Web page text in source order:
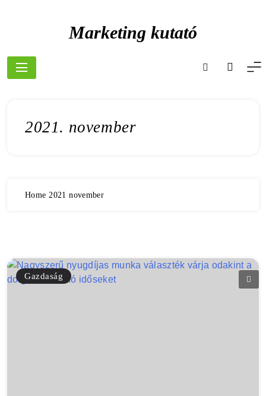
Marketing kutató
2021. november
Home 2021 november
Gazdaság